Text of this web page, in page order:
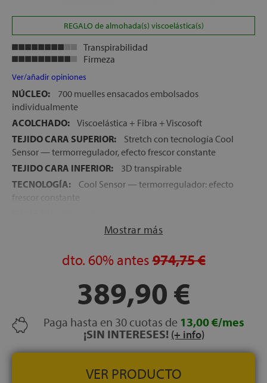
REGALO de almohada(s) viscoelástica(s)
Transpirabilidad
Firmeza
Ver/añadir opiniones
NÚCLEO:
700 muelles ensacados embolsados
individualmente
ACOLCHADO: Viscoelástica + Fibra + Viscosoft
TEJIDO CARA SUPERIOR:
Stretch con tecnología Cool
Sensor — termorregulador, efecto frescor constante
TEJIDO CARA INFERIOR:
3D transpirable
TECNOLOGÍA:
Cool Sensor — termorregulador: efecto
frescor constante
4 asas laterales
ensacados embolsados individualmente
NOCHES DE PRUEBA:
120 noches
GARANTÍA: 5 años
Mostrar más
dto. 60% antes974,75 €
389,90 €
Paga hasta en 30 cuotas de 13,00 €/mes
¡SIN INTERESES! (+ info)
VER PRODUCTO